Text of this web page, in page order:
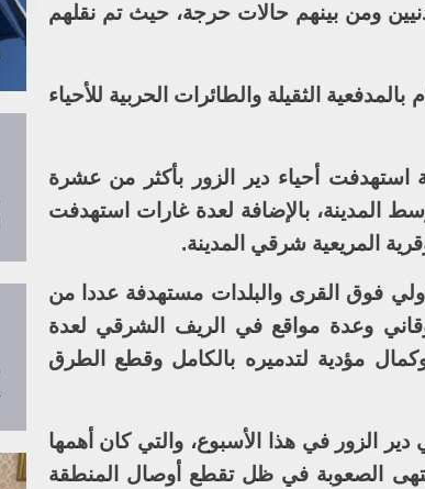
ومن بينهم حالات حرجة، حيث تم نقلهم
الثقيلة والطائرات الحربية للأحياء
أحياء دير الزور بأكثر من عشرة
المدينة، بالإضافة لعدة غارات استهدفت
المريعية شرقي المدينة.
فوق القرى والبلدات مستهدفة عددا من
وعدة مواقع في الريف الشرقي لعدة
مؤدية لتدميره بالكامل وقطع الطرق
الزور في هذا الأسبوع، والتي كان أهمها
الصعوبة في ظل تقطع أوصال المنطقة